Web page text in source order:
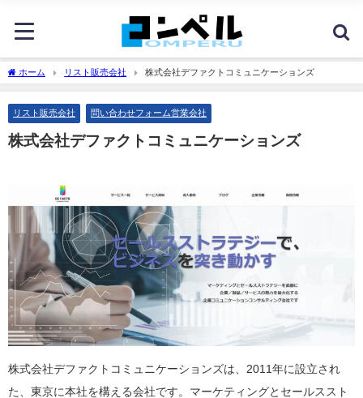
ホーム リスト販売会社 株式会社デファクトコミュニケーションズ
リスト販売会社 問い合わせフォーム営業会社
株式会社デファクトコミュニケーションズ
株式会社デファクトコミュニケーションズは、2011年に設立され
た、東京に本社を構える会社です。マーケティングとセールススト